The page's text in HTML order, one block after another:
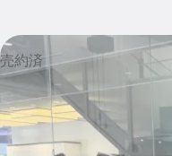
売約済